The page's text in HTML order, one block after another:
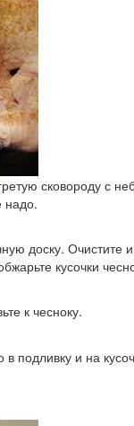
сковороду с
надо.
доску. Очистите
кусочки
к чесноку.
подливку и на